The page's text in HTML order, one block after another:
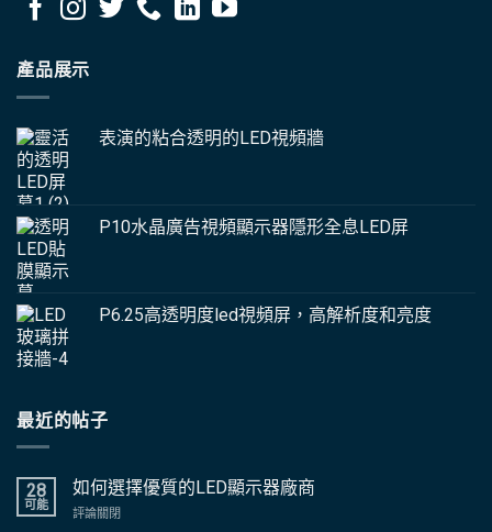
產品展示
表演的粘合透明的LED視頻牆
P10水晶廣告視頻顯示器隱形全息LED屏
P6.25高透明度led視頻屏，高解析度和亮度
最近的帖子
28
可能
如何選擇優質的LED顯示器廠商
評論關閉